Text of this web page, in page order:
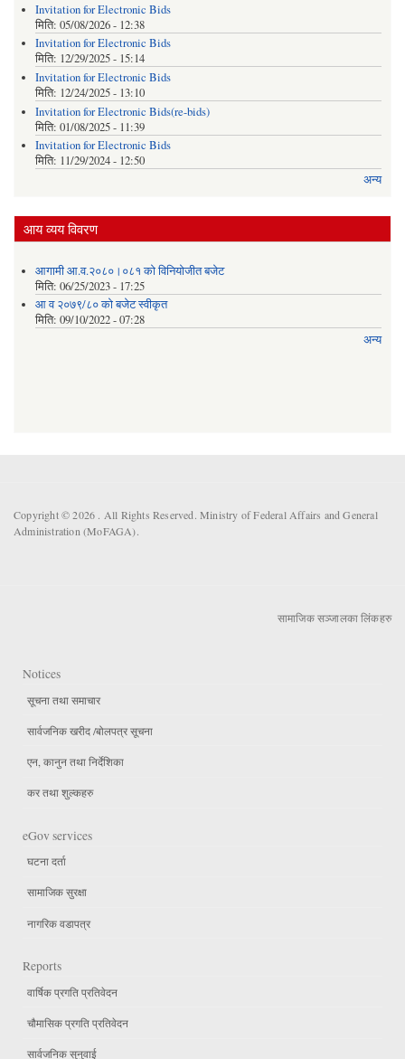
Invitation for Electronic Bids
मिति: 05/08/2026 - 12:38
Invitation for Electronic Bids
मिति: 12/29/2025 - 15:14
Invitation for Electronic Bids
मिति: 12/24/2025 - 13:10
Invitation for Electronic Bids(re-bids)
मिति: 01/08/2025 - 11:39
Invitation for Electronic Bids
मिति: 11/29/2024 - 12:50
अन्य
आय व्यय विवरण
आगामी आ.व.२०८०।०८१ को विनियोजीत बजेट
मिति: 06/25/2023 - 17:25
आ व २०७९/८० को बजेट स्वीकृत
मिति: 09/10/2022 - 07:28
अन्य
Copyright © 2026 . All Rights Reserved. Ministry of Federal Affairs and General
Administration (MoFAGA).
सामाजिक सञ्जालका लिंकहरु
Notices
सूचना तथा समाचार
सार्वजनिक खरीद /बोलपत्र सूचना
एन, कानुन तथा निर्देशिका
कर तथा शुल्कहरु
eGov services
घटना दर्ता
सामाजिक सुरक्षा
नागरिक वडापत्र
Reports
वार्षिक प्रगति प्रतिवेदन
चौमासिक प्रगति प्रतिवेदन
सार्वजनिक सुनुवाई